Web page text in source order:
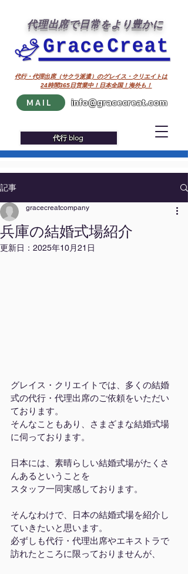
代理出席で日常をより豊かに
代行 blog
24時間365日営業中！日本全国！海外も！
代行・代理出席（サクラ派遣）のグレイス・クリエイトは
MAIL info@gracecreat.com
記事
兵庫の結婚式場紹介
gracecreatcompany
更新日： 2025年10月21日
グレイス・クリエイトでは、多くの結婚
式の代行・代理出席のご依頼をいただい
ております。
そんなこともあり、さまざまな結婚式場
に伺っております。
日本には、素晴らしい結婚式場がたくさ
んあるということを
スタッフ一同実感しております。
そんなわけで、日本の結婚式場を紹介し
ていきたいと思います。
必ずしも代行・代理出席やエキストラで
訪れたところに限っておりませんが、